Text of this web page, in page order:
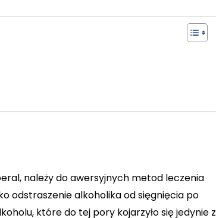
należy do awersyjnych metod leczenia
odstraszenie alkoholika od sięgnięcia po
które do tej pory kojarzyło się jedynie z